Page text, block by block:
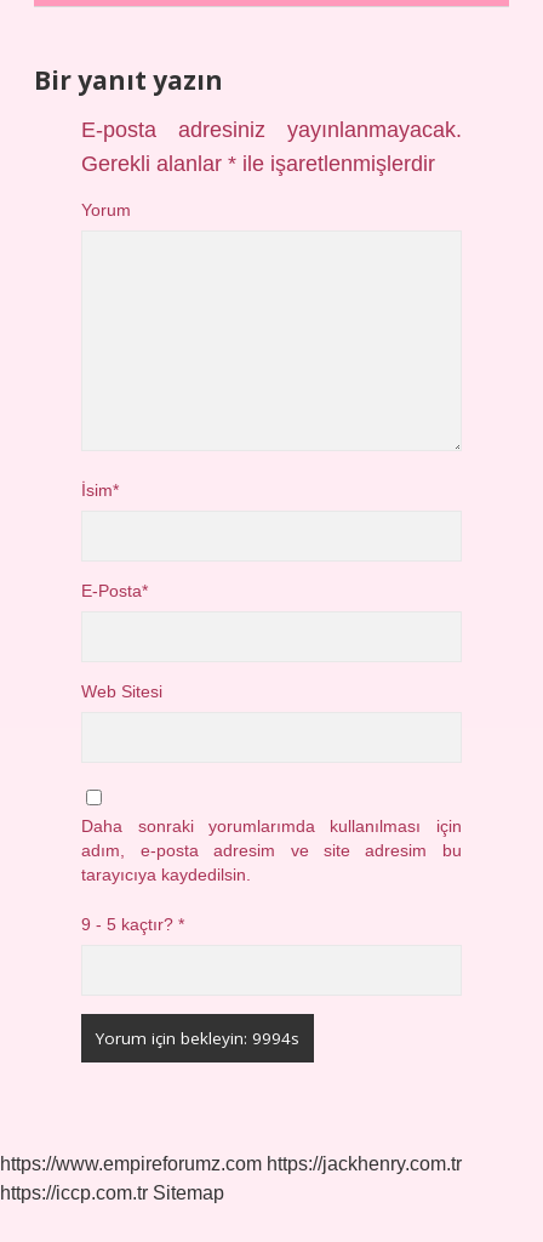
Bir yanıt yazın
E-posta adresiniz yayınlanmayacak.
Gerekli alanlar* ile işaretlenmişlerdir
Yorum
İsim*
E-Posta*
Web Sitesi
Daha sonraki yorumlarımda kullanılması için
adım, e-posta adresim ve site adresim bu
tarayıcıya kaydedilsin.
9 - 5 kaçtır?*
https://www.empireforumz.com https://jackhenry.com.tr
https://iccp.com.tr Sitemap